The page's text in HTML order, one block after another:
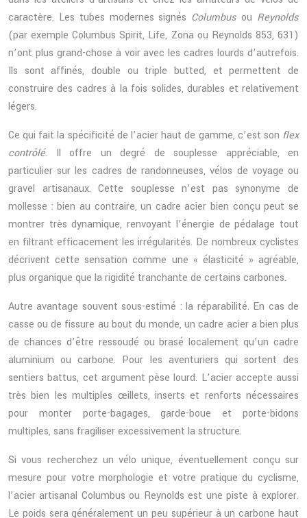
caractère. Les tubes modernes signés Columbus ou Reynolds
(par exemple Columbus Spirit, Life, Zona ou Reynolds 853, 631)
n’ont plus grand-chose à voir avec les cadres lourds d’autrefois.
Ils sont affinés, double ou triple butted, et permettent de
construire des cadres à la fois solides, durables et relativement
légers.
Ce qui fait la spécificité de l’acier haut de gamme, c’est son flex
contrôlé. Il offre un degré de souplesse appréciable, en
particulier sur les cadres de randonneuses, vélos de voyage ou
gravel artisanaux. Cette souplesse n’est pas synonyme de
mollesse : bien au contraire, un cadre acier bien conçu peut se
montrer très dynamique, renvoyant l’énergie de pédalage tout
en filtrant efficacement les irrégularités. De nombreux cyclistes
décrivent cette sensation comme une « élasticité » agréable,
plus organique que la rigidité tranchante de certains carbones.
Autre avantage souvent sous-estimé : la réparabilité. En cas de
casse ou de fissure au bout du monde, un cadre acier a bien plus
de chances d’être ressoudé ou brasé localement qu’un cadre
aluminium ou carbone. Pour les aventuriers qui sortent des
sentiers battus, cet argument pèse lourd. L’acier accepte aussi
très bien les multiples œillets, inserts et renforts nécessaires
pour monter porte-bagages, garde-boue et porte-bidons
multiples, sans fragiliser excessivement la structure.
Si vous recherchez un vélo unique, éventuellement conçu sur
mesure pour votre morphologie et votre pratique du cyclisme,
l’acier artisanal Columbus ou Reynolds est une piste à explorer.
Le poids sera généralement un peu supérieur à un carbone haut